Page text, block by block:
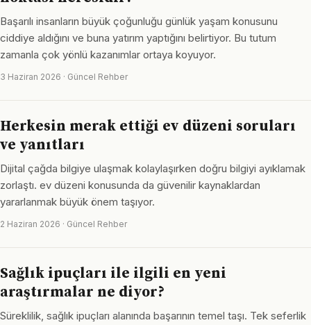
Başarılı insanların büyük çoğunluğu günlük yaşam konusunu
ciddiye aldığını ve buna yatırım yaptığını belirtiyor. Bu tutum
zamanla çok yönlü kazanımlar ortaya koyuyor.
3 Haziran 2026 · Güncel Rehber
Herkesin merak ettiği ev düzeni soruları
ve yanıtları
Dijital çağda bilgiye ulaşmak kolaylaşırken doğru bilgiyi ayıklamak
zorlaştı. ev düzeni konusunda da güvenilir kaynaklardan
yararlanmak büyük önem taşıyor.
2 Haziran 2026 · Güncel Rehber
Sağlık ipuçları ile ilgili en yeni
araştırmalar ne diyor?
Süreklilik, sağlık ipuçları alanında başarının temel taşı. Tek seferlik